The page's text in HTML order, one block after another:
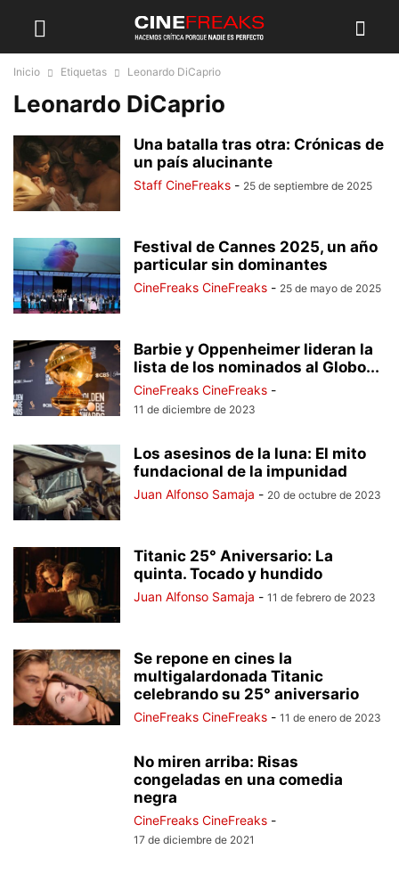
Inicio Etiquetas Leonardo DiCaprio
Leonardo DiCaprio
Una batalla tras otra: Crónicas de
un país alucinante
Staff CineFreaks - 25 de septiembre de 2025
Festival de Cannes 2025, un año
particular sin dominantes
CineFreaks CineFreaks - 25 de mayo de 2025
Barbie y Oppenheimer lideran la
lista de los nominados al Globo...
CineFreaks CineFreaks -
11 de diciembre de 2023
Los asesinos de la luna: El mito
fundacional de la impunidad
Juan Alfonso Samaja - 20 de octubre de 2023
Titanic 25° Aniversario: La
quinta. Tocado y hundido
Juan Alfonso Samaja - 11 de febrero de 2023
Se repone en cines la
multigalardonada Titanic
celebrando su 25° aniversario
CineFreaks CineFreaks - 11 de enero de 2023
No miren arriba: Risas
congeladas en una comedia
negra
CineFreaks CineFreaks -
17 de diciembre de 2021